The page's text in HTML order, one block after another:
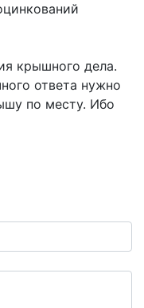
крышного дела.
ответа нужно
по месту. Ибо